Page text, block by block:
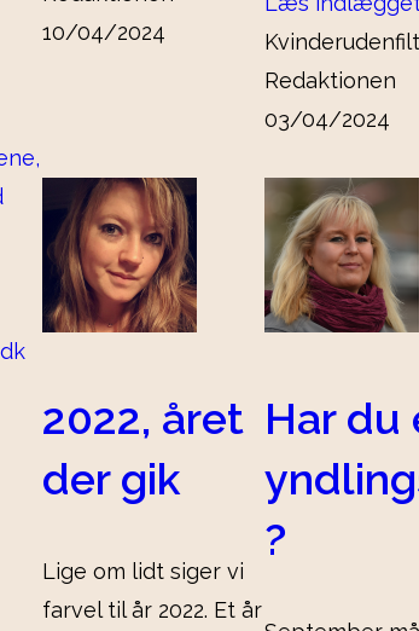
10/04/2024
Redaktionen
03/04/2024
2022, året
der gik
Lige om lidt siger vi
farvel til år 2022. Et år
Har du
?